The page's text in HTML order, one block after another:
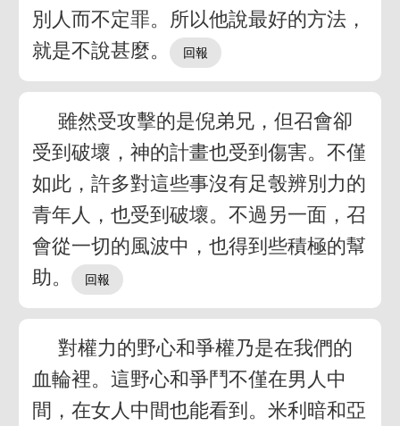
別人而不定罪。所以他說最好的方法，
就是不說甚麼。
雖然受攻擊的是倪弟兄，但召會卻
受到破壞，神的計畫也受到傷害。不僅
如此，許多對這些事沒有足彀辨別力的
青年人，也受到破壞。不過另一面，召
會從一切的風波中，也得到些積極的幫
助。
對權力的野心和爭權乃是在我們的
血輪裡。這野心和爭鬥不僅在男人中
間，在女人中間也能看到。米利暗和亞